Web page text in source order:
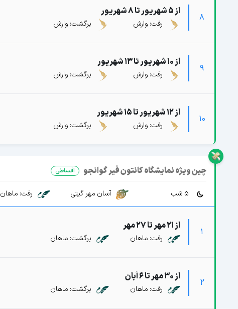
8
از 5 شهریور تا 8 شهریور
رفت: وارش برگشت: وارش
9
از 10 شهریور تا 13 شهریور
رفت: وارش برگشت: وارش
10
از 12 شهریور تا 15 شهریور
رفت: وارش برگشت: وارش
چین ویژه نمایشگاه کانتون فیر گوانجو اقساطی
آسان مهر گیتی رفت: ماهان
1
از 21 مهر تا 27 مهر
رفت: ماهان برگشت: ماهان
2
از 30 مهر تا 6 آبان
رفت: ماهان برگشت: ماهان